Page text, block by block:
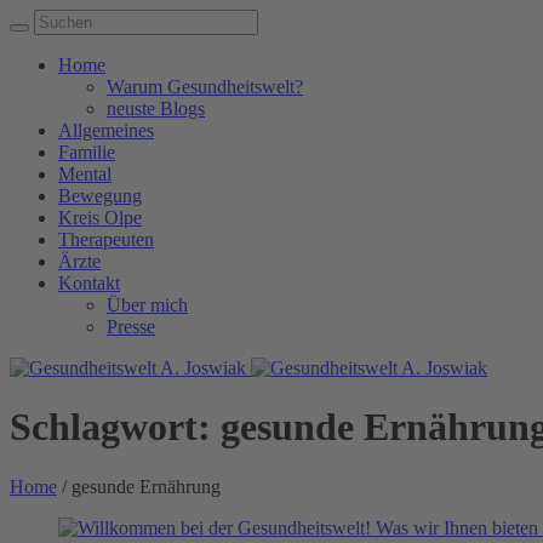
Home
Warum Gesundheitswelt?
neuste Blogs
Allgemeines
Familie
Mental
Bewegung
Kreis Olpe
Therapeuten
Ärzte
Kontakt
Über mich
Presse
Schlagwort: gesunde
Home / gesunde Ernährung